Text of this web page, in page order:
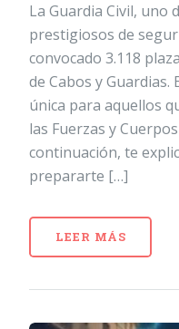
La Guardia Civil, uno
prestigiosos de
convocado 3.118
de Cabos y
única para aquellos
las Fuerzas y
continuación, te
prepararte […]
LEER MÁS